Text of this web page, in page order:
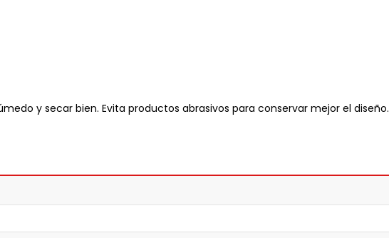
y secar bien. Evita productos abrasivos para conservar mejor el diseño.